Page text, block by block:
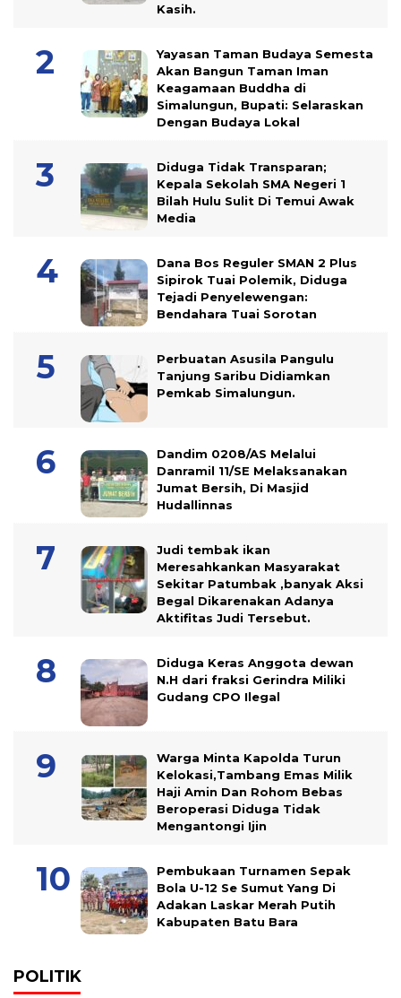
Kasih.
Yayasan Taman Budaya Semesta
Akan Bangun Taman Iman
Keagamaan Buddha di
Simalungun, Bupati: Selaraskan
Dengan Budaya Lokal
Diduga Tidak Transparan;
Kepala Sekolah SMA Negeri 1
Bilah Hulu Sulit Di Temui Awak
Media
Dana Bos Reguler SMAN 2 Plus
Sipirok Tuai Polemik, Diduga
Tejadi Penyelewengan:
Bendahara Tuai Sorotan
Perbuatan Asusila Pangulu
Tanjung Saribu Didiamkan
Pemkab Simalungun.
Dandim 0208/AS Melalui
Danramil 11/SE Melaksanakan
Jumat Bersih, Di Masjid
Hudallinnas
Judi tembak ikan
Meresahkankan Masyarakat
Sekitar Patumbak ,banyak Aksi
Begal Dikarenakan Adanya
Aktifitas Judi Tersebut.
Diduga Keras Anggota dewan
N.H dari fraksi Gerindra Miliki
Gudang CPO Ilegal
Warga Minta Kapolda Turun
Kelokasi,Tambang Emas Milik
Haji Amin Dan Rohom Bebas
Beroperasi Diduga Tidak
Mengantongi Ijin
Pembukaan Turnamen Sepak
Bola U-12 Se Sumut Yang Di
Adakan Laskar Merah Putih
Kabupaten Batu Bara
POLITIK